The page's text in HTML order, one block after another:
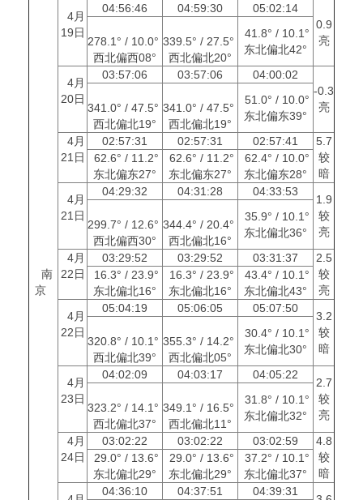
南
京
4月
19日
04:56:46 04:59:30
05:02:14
0.9
亮
278.1° / 10.0°
西北偏西08°
339.5° / 27.5°
西北偏北20°
41.8° / 10.1°
东北偏北42°
4月
20日
03:57:06 03:57:06
04:00:02
-0.3
亮
341.0° / 47.5°
西北偏北19°
341.0° / 47.5°
西北偏北19°
51.0° / 10.0°
东北偏东39°
4月
21日
02:57:31 02:57:31 02:57:41
5.7
较
暗
62.6° / 11.2°
东北偏东27°
62.6° / 11.2°
东北偏东27°
62.4° / 10.0°
东北偏东28°
4月
21日
04:29:32 04:31:28 04:33:53
1.9
较
亮
299.7° / 12.6°
西北偏西30°
344.4° / 20.4°
西北偏北16°
35.9° / 10.1°
东北偏北36°
4月
22日
03:29:52 03:29:52 03:31:37
2.5
较
亮
16.3° / 23.9°
东北偏北16°
16.3° / 23.9°
东北偏北16°
43.4° / 10.1°
东北偏北43°
4月
22日
05:04:19 05:06:05 05:07:50
3.2
较
暗
320.8° / 10.1°
西北偏北39°
355.3° / 14.2°
西北偏北05°
30.4° / 10.1°
东北偏北30°
4月
23日
04:02:09 04:03:17 04:05:22
2.7
较
亮
323.2° / 14.1°
西北偏北37°
349.1° / 16.5°
西北偏北11°
31.8° / 10.1°
东北偏北32°
4月
24日
03:02:22 03:02:22 03:02:59
4.8
较
暗
29.0° / 13.6°
东北偏北29°
29.0° / 13.6°
东北偏北29°
37.2° / 10.1°
东北偏北37°
04:36:10 04:37:51 04:39:31